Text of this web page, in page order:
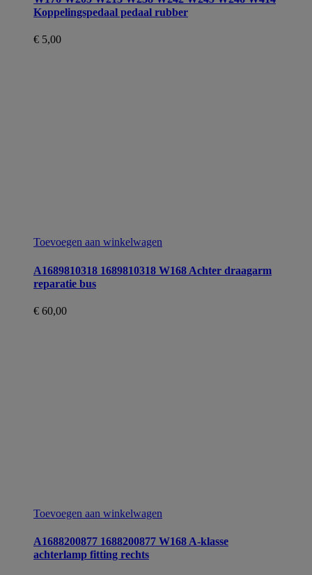
Koppelingspedaal pedaal rubber
€ 5,00
Toevoegen aan winkelwagen
A1689810318 1689810318 W168 Achter draagarm
reparatie bus
€ 60,00
Toevoegen aan winkelwagen
A1688200877 1688200877 W168 A-klasse
achterlamp fitting rechts